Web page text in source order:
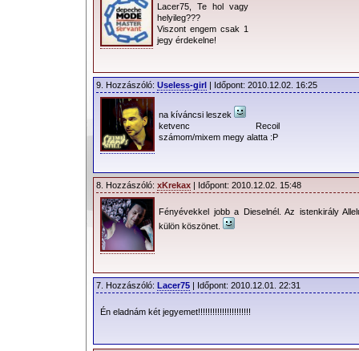
Lacer75, Te hol vagy
helyileg???
Viszont engem csak 1
jegy érdekelne!
9. Hozzászóló: Useless-girl | Időpont: 2010.12.02. 16:25
na kíváncsi leszek
ketvenc Recoil
számom/mixem megy alatta :P
8. Hozzászóló: xKrekax | Időpont: 2010.12.02. 15:48
Fényévekkel jobb a Dieselnél. Az istenkirály
külön köszönet.
7. Hozzászóló: Lacer75 | Időpont: 2010.12.01. 22:31
Én eladnám két jegyemet!!!!!!!!!!!!!!!!!!!!!!